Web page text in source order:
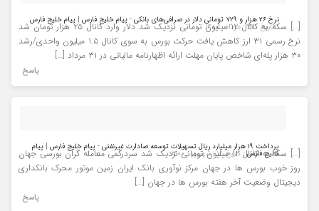
نرخ ۲۶ هزار و ۷۲۹ تومانی دلار در صرافی‌های بانکی - پیام خلیج فارس | پیام خلیج فارس
- تاریخ : ۳۱ - مرداد - ۱۴۰۰
[…] سکه به کانال ۱۲ میلیون تومانی نزدیک شد دلار وارد کانال ۲۵ هزار تومان شد
نرخ رسمی ۳۱ ارز کاهش یافت حرکت بورس به سوی کانال ۱.۵ میلیون واحدی/رشد
۳۰ هزار پله‌ای شاخص پایان مهلت ارائه اظهارنامه مالیاتی در ۳۱ مرداد […]
پاسخ
پرداخت ۱۹ هزار میلیارد ریال تسهیلات توسعه صادارت غیرنفتی - پیام خلیج فارس | پیام
خلیج فارس- تاریخ : ۱ - شهریور - ۱۴۰۰[…] سکه به کانال ۱۲ میلیون تومانی نزدیک شد سردرگمی معامله گران بورسی جهان
روز خوب بورس ها در جهان مرکز نوآوری بانک ایران زمین موتور محرک بانکداری
دیجیتال وضعیت آخر هفته بورس ها در جهان […]
پاسخ